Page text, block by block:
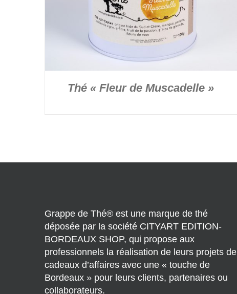
Thé « Fleur de Muscadelle »
Grappe de Thé® est une marque de thé
déposée par la société CITYART EDITION-
BORDEAUX SHOP, qui propose aux
professionnels la réalisation de leurs projets de
cadeaux d’affaires avec une « touche de
Bordeaux » pour leurs clients, partenaires ou
collaborateurs.